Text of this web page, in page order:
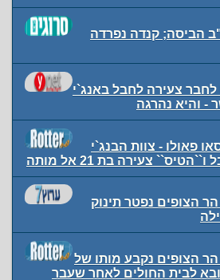
2026: ארה"ב הביסה; קנדה נפרדה
לחבר צעירה לחבל באנג`י
- והיא נהרגה
פאולו - צוות הבנג`י
צעירה בת 21 אל מותה
הצופים נפטר תינוק
הצופים נקבע מותו של
שהובא לבית החולים לאחר שעבר